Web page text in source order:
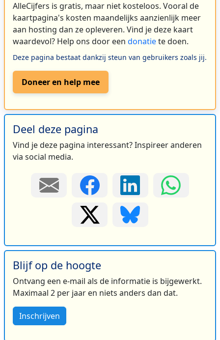
AlleCijfers is gratis, maar niet kosteloos. Vooral de
kaartpagina's kosten maandelijks aanzienlijk meer
aan hosting dan ze opleveren. Vind je deze kaart
waardevol? Help ons door een donatiete doen.
Deze pagina bestaat dankzij steun van gebruikers zoals jij.
Doneer en help mee
Deel deze pagina
Vind je deze pagina interessant? Inspireer anderen
via social media.
Blijf op de hoogte
Ontvang een e-mail als de informatie is bijgewerkt.
Maximaal 2 per jaar en niets anders dan dat.
Inschrijven